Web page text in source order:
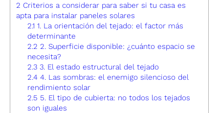
2 Criterios a considerar para saber si tu casa es
apta para instalar paneles solares
2.1 1. La orientación del tejado: el factor más
determinante
2.2 2. Superficie disponible: ¿cuánto espacio se
necesita?
2.3 3. El estado estructural del tejado
2.4 4. Las sombras: el enemigo silencioso del
rendimiento solar
2.5 5. El tipo de cubierta: no todos los tejados
son iguales